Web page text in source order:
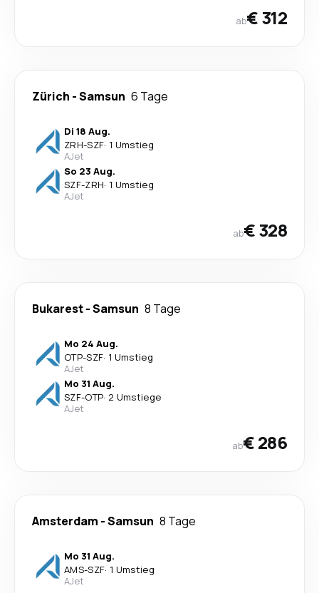
ab€ 312
Zürich -Samsun 6 Tage
Di 18 Aug.
ZRH-SZF· 1 Umstieg
AJet
So 23 Aug.
SZF-ZRH· 1 Umstieg
AJet
ab€ 328
Bukarest-Samsun 8 Tage
Mo 24 Aug.
OTP-SZF· 1 Umstieg
AJet
Mo 31 Aug.
SZF-OTP· 2 Umstiege
AJet
ab€ 286
Amsterdam -Samsun 8 Tage
Mo 31 Aug.
AMS-SZF· 1 Umstieg
AJet